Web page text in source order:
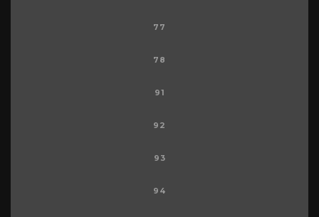
77
78
91
92
93
94